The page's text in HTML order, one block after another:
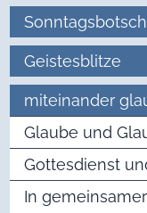
Geistesblitze
miteinander
Glaube und
Gottesdienst
In